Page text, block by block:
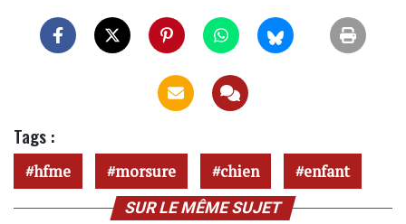
Tags :
hfme morsure chien enfant
SUR LE MÊME SUJET